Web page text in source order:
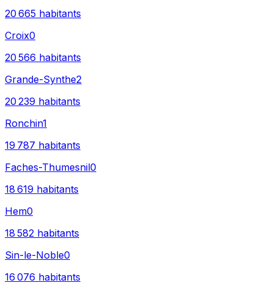
20 665 habitants
Croix0
20 566 habitants
Grande-Synthe2
20 239 habitants
Ronchin1
19 787 habitants
Faches-Thumesnil0
18 619 habitants
Hem0
18 582 habitants
Sin-le-Noble0
16 076 habitants